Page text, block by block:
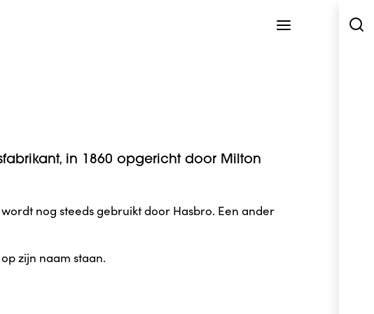
in 1860 opgericht door Milton
nog steeds gebruikt door Hasbro. Een ander
zijn naam staan.